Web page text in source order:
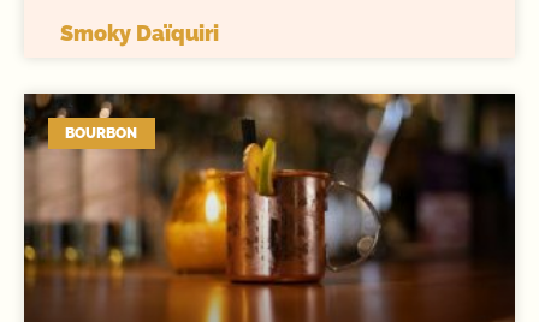
Smoky Daïquiri
BOURBON